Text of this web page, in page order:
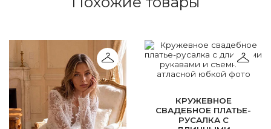
КРУЖЕВНОЕ
СВАДЕБНОЕ ПЛАТЬЕ-
РУСАЛКА С